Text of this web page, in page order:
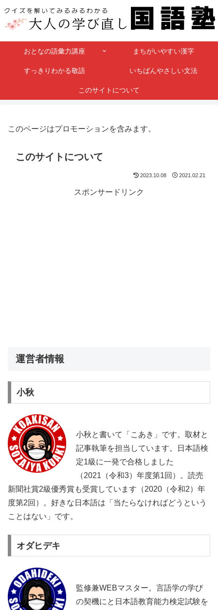
おとなの語彙力講座 まちがいやすい漢字
すっきりわかる敬語 いちばんやさしい文法
このサイトについて
このページはプロモーションを含みます。
このサイトについて
2023.10.08 2021.02.21
スポンサードリンク
運営者情報
小秋
小秋と書いて「こあき」です。取材と
記事執筆を担当しています。日本語検
定1級に一発で合格しました
（2021（令和3）年度第1回）。読売
新聞社賞2級優秀賞も受賞しています（2020（令和2）年
度第2回）。好きな日本語は「当たらなければどうという
ことはない」です。
オダヒデキ
監修兼WEBマスター。言語学の学び
の契機にと日本語教育能力検定試験を